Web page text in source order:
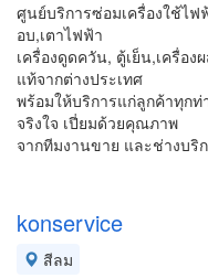
ศูนย์บริการซ่อมเครื่องใช้ไฟ
อบ,เตาไฟฟ้า
เครื่องดูดควัน, ตู้เย็น,เครื่อง
แท้จากต่างประเทศ
พร้อมให้บริการแก่ลูกค้าทุก
จริงใจ เปี่ยมด้วยคุณภาพ
จากทีมงานขาย และช่างบริ
konservice
สีลม